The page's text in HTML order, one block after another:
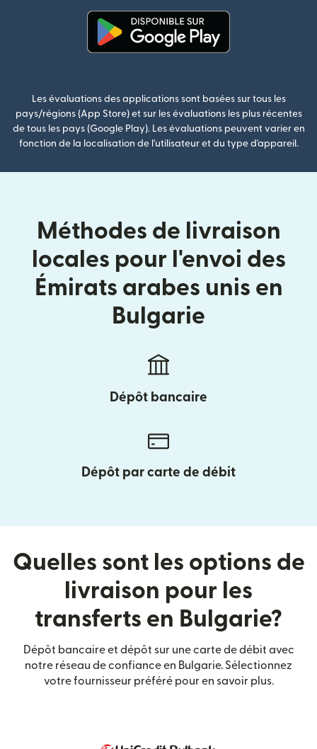
Les évaluations des applications sont basées sur tous les
pays/régions (App Store) et sur les évaluations les plus récentes
de tous les pays (Google Play). Les évaluations peuvent varier en
fonction de la localisation de l'utilisateur et du type d'appareil.
Méthodes de livraison
locales pour l'envoi des
Émirats arabes unis en
Bulgarie
Dépôt bancaire
Dépôt par carte de débit
Quelles sont les options de
livraison pour les
transferts en Bulgarie?
Dépôt bancaire et dépôt sur une carte de débit avec
notre réseau de confiance en Bulgarie. Sélectionnez
votre fournisseur préféré pour en savoir plus.